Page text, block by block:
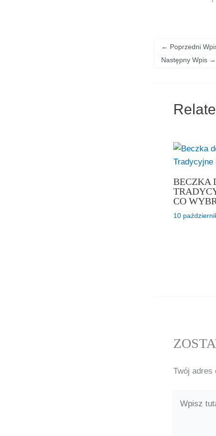
← Poprzedni
Następny Wpis →
BECZKA
CO
10
Twój adres
tutaj..